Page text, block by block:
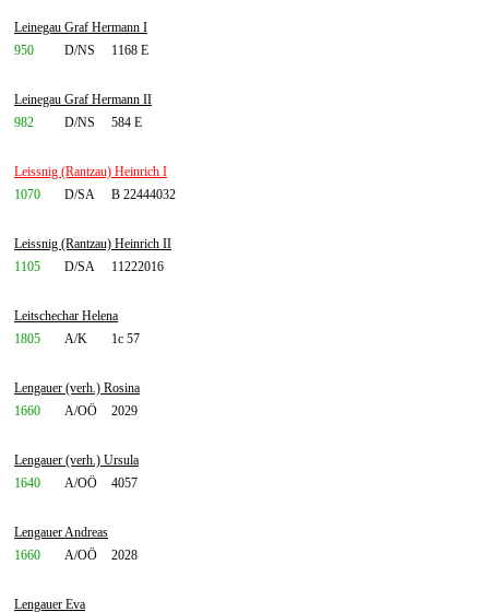
Leinegau Graf Hermann I
950
D/NS 1168 E
Leinegau Graf Hermann II
982
D/NS 584 E
Leissnig (Rantzau) Heinrich I
1070
D/SA B 22444032
Leissnig (Rantzau) Heinrich II
1105
D/SA 11222016
Leitschechar Helena
1805
A/K 1c 57
Lengauer (verh.) Rosina
1660
A/OÖ 2029
Lengauer (verh.) Ursula
1640
A/OÖ 4057
Lengauer Andreas
1660
A/OÖ 2028
Lengauer Eva